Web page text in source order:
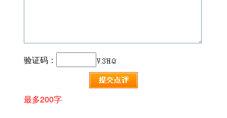
验证码：
最多200字